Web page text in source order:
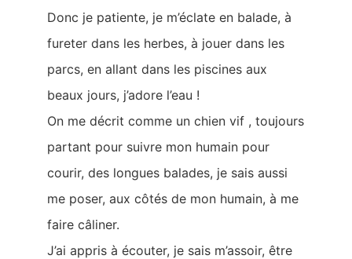
Donc je patiente, je m’éclate en balade, à
fureter dans les herbes, à jouer dans les
parcs, en allant dans les piscines aux
beaux jours, j’adore l’eau !
On me décrit comme un chien vif , toujours
partant pour suivre mon humain pour
courir, des longues balades, je sais aussi
me poser, aux côtés de mon humain, à me
faire câliner.
J’ai appris à écouter, je sais m’assoir, être